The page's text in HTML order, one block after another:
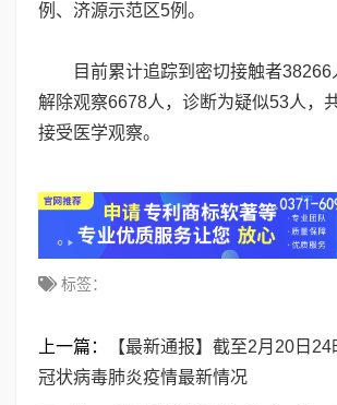
例、济源示范区5例。
目前累计追踪到密切接触者38266
解除观察6678人，诊断为疑似53人，
接受医学观察。
标签：
上一篇：
【最新通报】截至2月20日
冠状病毒肺炎疫情最新情况